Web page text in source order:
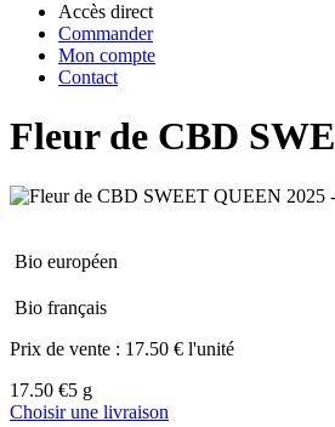
Accès direct
Commander
Mon compte
Contact
Fleur de CBD
Bio européen
Bio français
Prix de vente : 17.50 € l'unité
17.50 €5 g
Choisir une livraison